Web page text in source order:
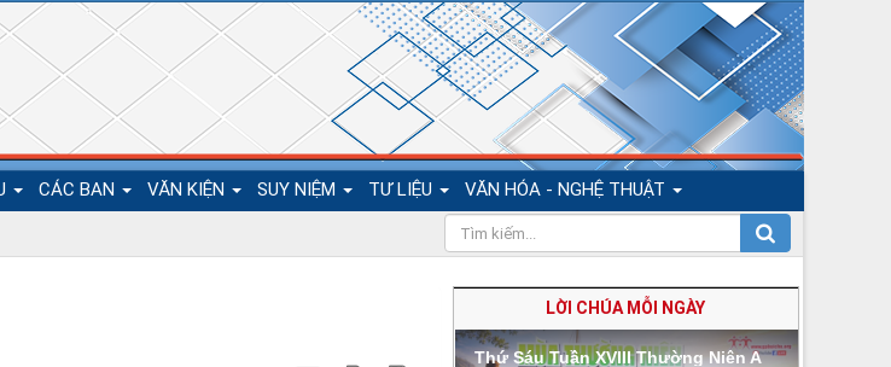
CÁC BAN VĂN KIỆN SUY NIỆM TƯ LIỆU VĂN HÓA - NGHỆ THUẬT
LỜI CHÚA MỖI NGÀY
Thứ Sáu Tuần XVIII Thường Niên A